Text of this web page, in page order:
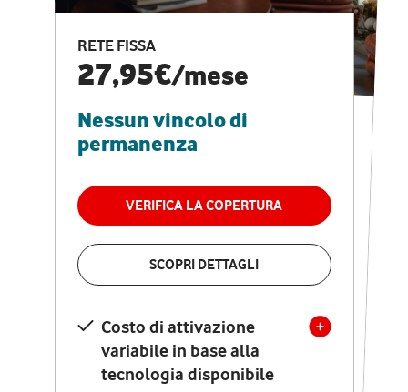
RETE FISSA
27,95€/mese
Nessun vincolo di
permanenza
VERIFICA LA COPERTURA
SCOPRI DETTAGLI
Costo di attivazione
variabile in base alla
tecnologia disponibile
CASA PRO
Internet veloce e
vantaggi speciali
RETE FISSA + VODAFONE CLUB
29,95€
permanenza
VERIFICA LA COPERTURA
Costo di attivazione
variabile in base alla
tecnologia disponibile